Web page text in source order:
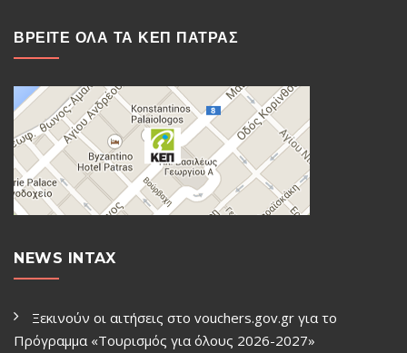
ΒΡΕΙΤΕ ΟΛΑ ΤΑ ΚΕΠ ΠΑΤΡΑΣ
NEWS INTAX
Ξεκινούν οι αιτήσεις στο vouchers.gov.gr για το
Πρόγραμμα «Τουρισμός για όλους 2026-2027»